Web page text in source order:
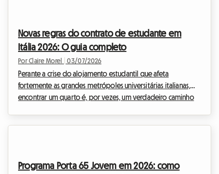
estrito da Ley de Vivienda 2026. Na Roomlala, sabemos
como ...
Novas regras do contrato de estudante em
Itália 2026: O guia completo
Por Claire Morel 03/07/2026
Perante a crise do alojamento estudantil que afeta
fortemente as grandes metrópoles universitárias italianas,
encontrar um quarto é, por vezes, um verdadeiro caminho
Na Roomlala, analisámos para si as especificidades...
Programa Porta 65 Jovem em 2026: como